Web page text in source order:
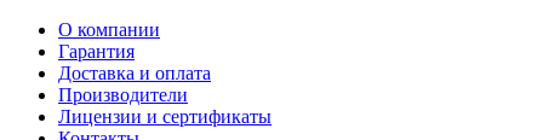
О компании
Гарантия
Доставка и оплата
Производители
Лицензии и сертификаты